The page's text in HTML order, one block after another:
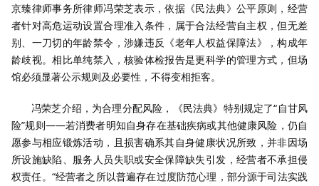
京臻律师事务所律师冯荣芝表示，依据《民法典》公平原则，经营
者针对高危运动设置合理准入条件，属于合法经营自主权，但无差
别、一刀切的年龄禁令，涉嫌违反《老年人权益保障法》，构成年
龄歧视。相比单纯禁入，核验体检报告是更科学的管理方式，但场
馆必须显著公示规则及必要性，不得变相拒客。
冯荣芝介绍，为合理分配风险，《民法典》特别规定了“自甘风
险”规则——若消费者明知自身存在基础疾病或其他健康风险，仍自
愿参与相应锻炼活动，且损害确系其自身健康状况所致，并非因场
所设施缺陷、服务人员失职或安全保障缺失引发，经营者不承担侵
权责任。“经营者之所以普遍存在过度防范心理，部分源于司法实践